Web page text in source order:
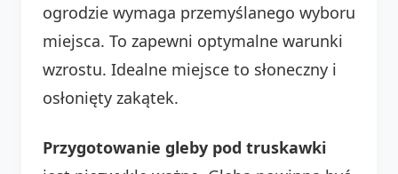
ogrodzie wymaga przemyślanego wyboru
miejsca. To zapewni optymalne warunki
wzrostu. Idealne miejsce to słoneczny i
osłonięty zakątek.
Przygotowanie gleby pod truskawki